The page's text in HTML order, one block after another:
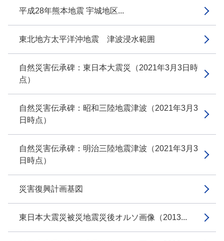
平成28年熊本地震 宇城地区...
東北地方太平洋沖地震 津波浸水範囲
自然災害伝承碑：東日本大震災（2021年3月3日時
点）
自然災害伝承碑：昭和三陸地震津波（2021年3月3
日時点）
自然災害伝承碑：明治三陸地震津波（2021年3月3
日時点）
災害復興計画基図
東日本大震災被災地震災後オルソ画像（2013...